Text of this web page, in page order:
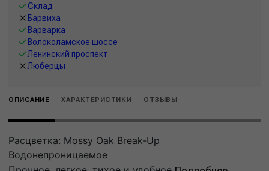
Склад
Барвиха
Варварка
Волоколамское шоссе
Ленинский проспект
Люберцы
ОПИСАНИЕ ХАРАКТЕРИСТИКИ ОТЗЫВЫ
Расцветка: Mossy Oak Break-Up
Водонепроницаемое